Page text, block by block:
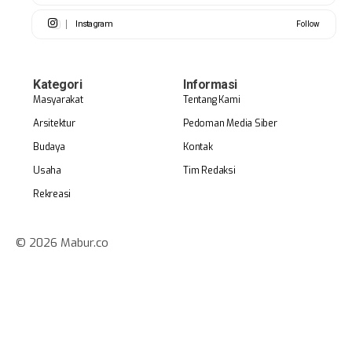
Instagram Follow
Kategori
Masyarakat
Arsitektur
Budaya
Usaha
Rekreasi
Informasi
Tentang Kami
Pedoman Media Siber
Kontak
Tim Redaksi
© 2026 Mabur.co